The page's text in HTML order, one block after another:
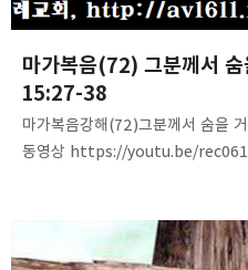
마가복음(72) 그분께서
15:27-38
마가복음강해(72)그분께서 숨을
동영상 https://youtu.be/
7마디를 정리할 것2. 마가복음에
가상칠언이 복음서마다 다르게 기